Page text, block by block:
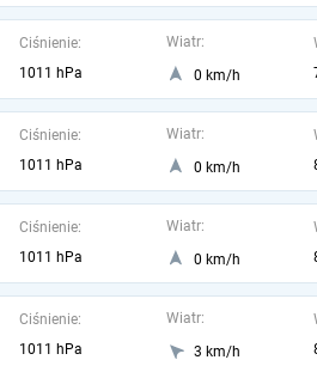
Ciśnienie:
1011 hPa
Wiatr:
0 km/h
Ciśnienie:
1011 hPa
Wiatr:
0 km/h
Ciśnienie:
1011 hPa
Wiatr:
0 km/h
Ciśnienie:
1011 hPa
Wiatr:
3 km/h